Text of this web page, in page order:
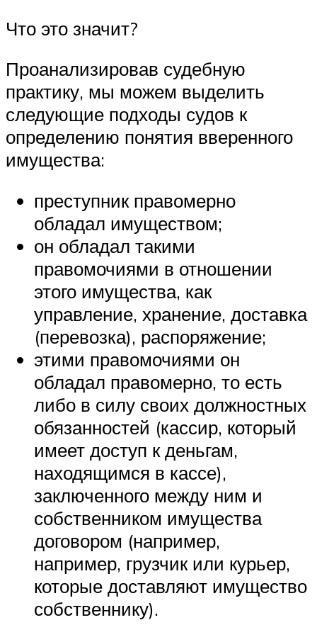
Что это значит?
Проанализировав судебную
практику, мы можем выделить
следующие подходы судов к
определению понятия вверенного
имущества:
преступник правомерно
обладал имуществом;
он обладал такими
правомочиями в отношении
этого имущества, как
управление, хранение, доставка
(перевозка), распоряжение;
этими правомочиями он
обладал правомерно, то есть
либо в силу своих должностных
обязанностей (кассир, который
имеет доступ к деньгам,
находящимся в кассе),
заключенного между ним и
собственником имущества
договором (например,
например, грузчик или курьер,
которые доставляют имущество
собственнику).